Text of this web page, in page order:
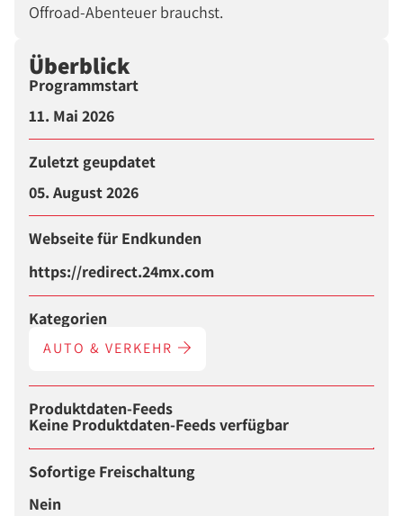
Offroad-Abenteuer brauchst.
Überblick
Programmstart
11. Mai 2026
Zuletzt geupdatet
05. August 2026
Webseite für Endkunden
https://redirect.24mx.com
Kategorien
AUTO & VERKEHR
Produktdaten-Feeds
Keine Produktdaten-Feeds verfügbar
Sofortige Freischaltung
Nein